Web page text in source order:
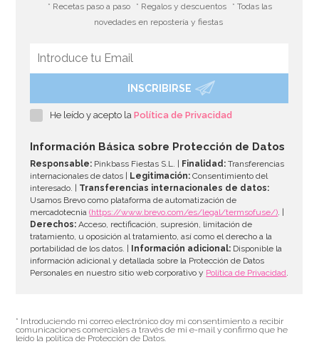
* Recetas paso a paso * Regalos y descuentos
* Todas las
novedades en repostería y fiestas
INSCRIBIRSE
He leído y acepto laPolítica de Privacidad
Información Básica sobre Protección de Datos
Responsable: Pinkbass Fiestas S.L. | Finalidad: Transferencias
internacionales de datos | Legitimación: Consentimiento del
interesado. | Transferencias internacionales de datos:
Usamos Brevo como plataforma de automatización de
mercadotecnia(https://www.brevo.com/es/legal/termsofuse/) . |
Derechos: Acceso, rectificación, supresión, limitación de
tratamiento, u oposición al tratamiento, así como el derecho a la
portabilidad de los datos. | Información adicional: Disponible la
información adicional y detallada sobre la Protección de Datos
Personales en nuestro sitio web corporativo y Política de Privacidad
* Introduciendo mi correo electrónico doy mi consentimiento a recibir
comunicaciones comerciales a través de mi e-mail y confirmo que he
leído la política de Protección de Datos.